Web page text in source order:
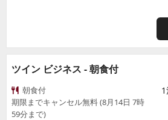
ツイン ビジネス - 朝食付
朝食付
期限までキャンセル無料 (8月14日 7時
59分まで)